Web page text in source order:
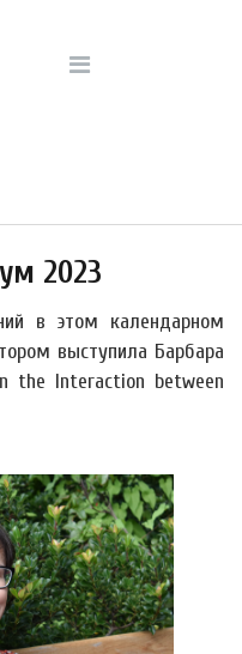
2023
в этом календарном
выступила Барбара
the Interaction between